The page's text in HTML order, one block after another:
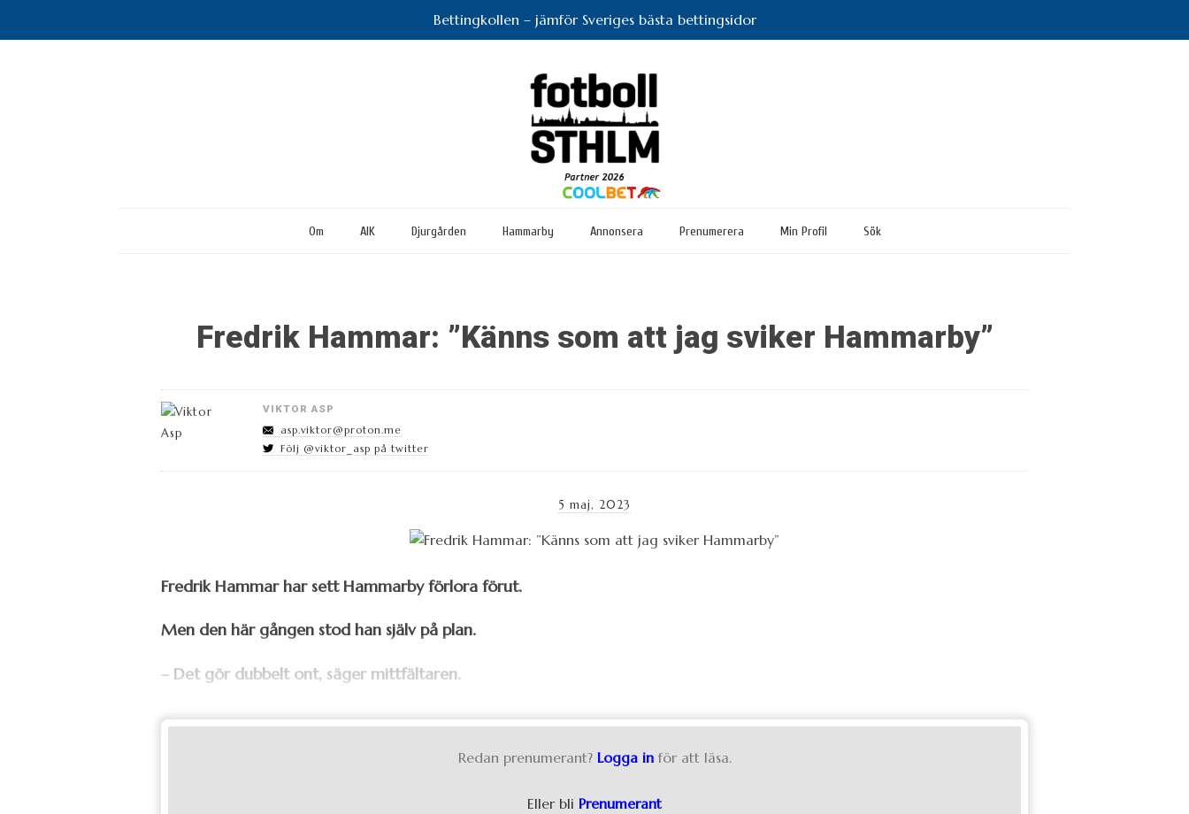
Bettingkollen – jämför Sveriges bästa bettingsidor
Om AIK Djurgården Hammarby Annonsera Prenumerera Min Profil Sök
Fredrik Hammar: ”Känns som att jag sviker Hammarby”
VIKTOR ASP
asp.viktor@proton.me
Följ @viktor_asp på twitter
5 maj, 2023
Fredrik Hammar har sett Hammarby förlora förut.
Men den här gången stod han själv på plan.
– Det gör dubbelt ont, säger mittfältaren.
Redan prenumerant? Logga in för att läsa.
Eller bli Prenumerant